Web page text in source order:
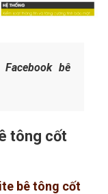
Facebook bê
tông cốt
bê tông cốt